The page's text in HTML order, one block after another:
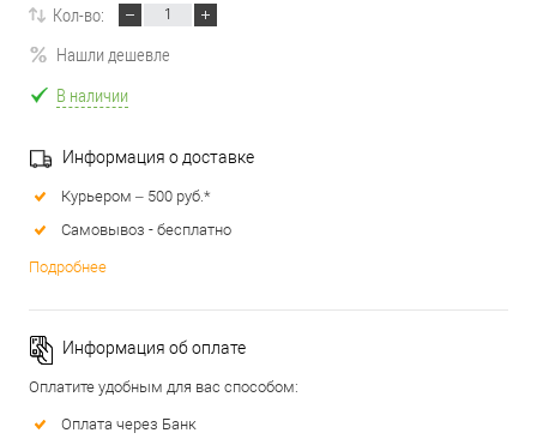
Кол-во:
Нашли дешевле
В наличии
Информация о доставке
Курьером – 500 руб.*
Самовывоз - бесплатно
Подробнее
Информация об оплате
Оплатите удобным для вас способом:
Оплата через Банк